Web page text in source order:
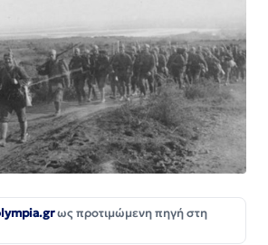
ως προτιμώμενη πηγή στη